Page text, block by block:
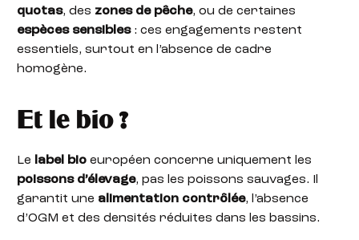
quotas, des zones de pêche, ou de certaines
espèces sensibles: ces engagements restent
essentiels, surtout en l’absence de cadre
homogène.
Et le bio ?
Le label bio européen concerne uniquement les
poissons d’élevage, pas les poissons sauvages. Il
garantit une alimentation contrôlée, l’absence
d’OGM et des densités réduites dans les bassins.